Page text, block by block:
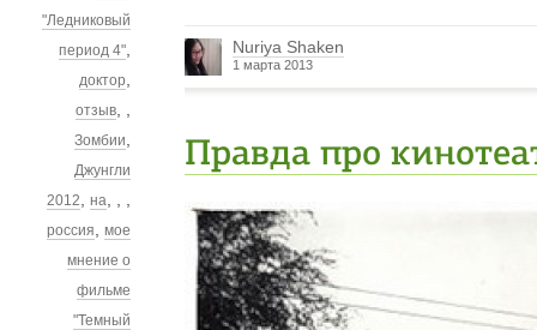
"Ледниковый
период 4",
доктор
отзыв,
Зомбии
Джунгли
2012
на
россия
мое
мнение о
фильме
"Темный
Nuriya Shaken
1 марта 2013
Правда про